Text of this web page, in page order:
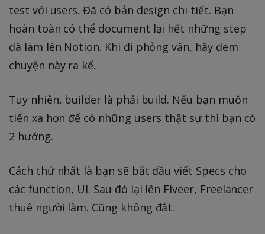
test với users. Đã có bản design chi tiết. Bạn
hoàn toàn có thể document lại hết những step
đã làm lên Notion. Khi đi phỏng vấn, hãy đem
chuyện này ra kể.
Tuy nhiên, builder là phải build. Nếu bạn muốn
tiến xa hơn để có những users thật sự thì bạn có
2 hướng.
Cách thứ nhất là bạn sẽ bắt đầu viết Specs cho
các function, UI. Sau đó lại lên Fiveer, Freelancer
thuê người làm. Cũng không đắt.